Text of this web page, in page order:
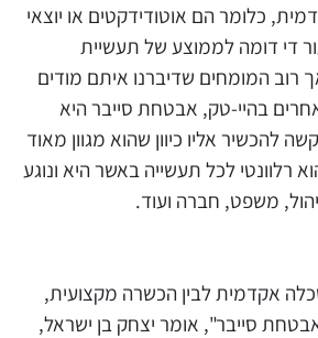
כלומר הם אוטודידקטים או יוצאי
די דומה לממוצע של תעשיית
רוב המומחים שדיברנו איתם מודים
בהיי-טק, אבטחת סייבר היא
להכשיר אליו כיוון שהוא מגוון מאוד
רלוונטי לכל תעשייה באשר היא ונוגע
משפט, חברה ועוד.
אקדמית לבין הכשרה מקצועית,
סייבר", אומר יצחק בן ישראל,